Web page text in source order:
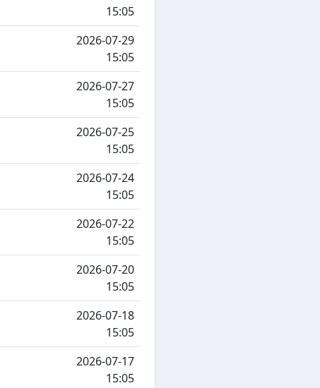
15:05
2026-07-29
15:05
2026-07-27
15:05
2026-07-25
15:05
2026-07-24
15:05
2026-07-22
15:05
2026-07-20
15:05
2026-07-18
15:05
2026-07-17
15:05